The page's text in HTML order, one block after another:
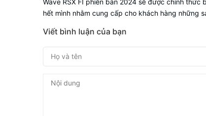
Wave RSX FI phiên bản 2024 sẽ được chính
hết mình nhằm cung cấp cho khách hàng những
Viết bình luận của bạn